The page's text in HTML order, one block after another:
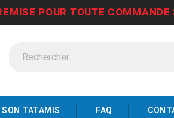
POUR TOUTE COMMANDE
TATAMIS FAQ